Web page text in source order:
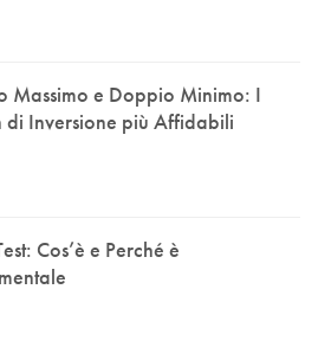
Massimo e Doppio Minimo: I
di Inversione più Affidabili
Cos’è e Perché è